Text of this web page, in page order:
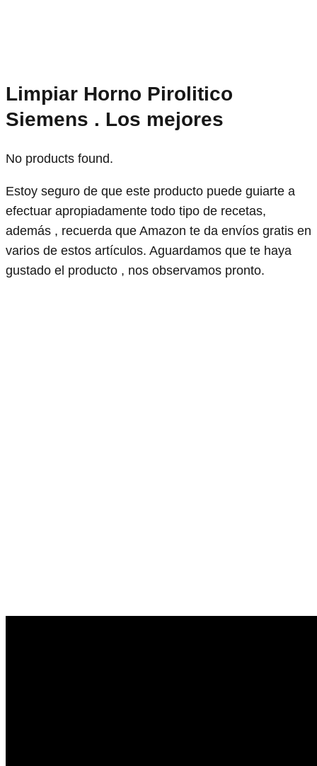
Limpiar Horno Pirolitico
Siemens . Los mejores
No products found.
Estoy seguro de que este producto puede guiarte a
efectuar apropiadamente todo tipo de recetas,
además , recuerda que Amazon te da envíos gratis en
varios de estos artículos. Aguardamos que te haya
gustado el producto , nos observamos pronto.